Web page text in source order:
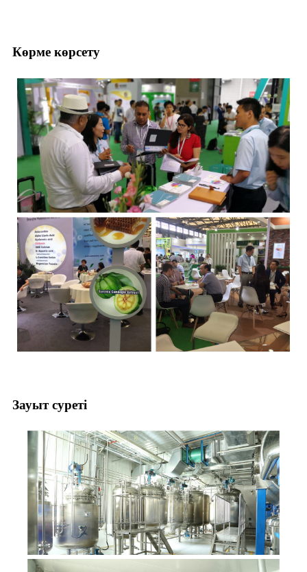
Көрме көрсету
Зауыт суреті